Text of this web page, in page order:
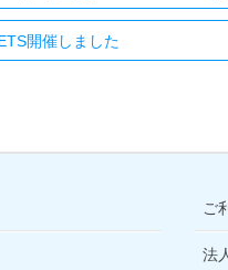
開催しました
ご
法